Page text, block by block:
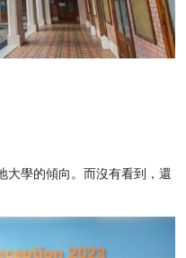
大學的傾向。而沒有看到，還